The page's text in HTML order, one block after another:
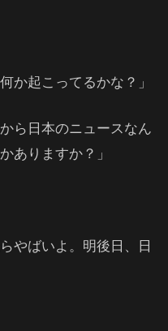
か起こってるかな？」
ら日本のニュースなん
ありますか？」
やばいよ。明後日、日